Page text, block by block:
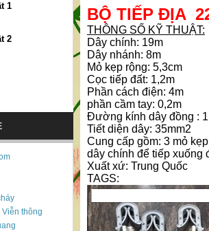
BỘ TIẾP ĐỊA
THÔNG SỐ KỸ THUẬT:
Dây chính: 19m
Dây nhánh: 8m
Mỏ kẹp rộng: 5,3cm
Cọc tiếp đất: 1,2m
Phần cách điện: 4m
phần cầm tay: 0,2m
Đường kính dây đồng :
Tiết diện dây: 35mm2
Cung cấp gồm: 3 mỏ
dây chính để tiếp xuống
Xuất xứ: Trung Quốc
TAGS:
1
2
thông